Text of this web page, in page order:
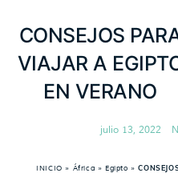
CONSEJOS
VIAJAR A
EN VERANO
julio 13, 2022
INICIO » África » Egipto »